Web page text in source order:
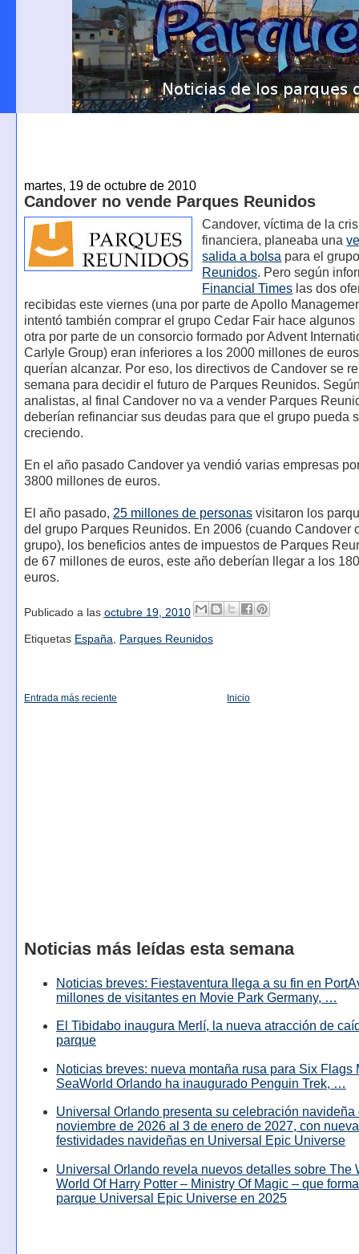
martes, 19 de octubre de 2010
Candover no vende Parques Reunidos
Candover, víctima de la
financiera, planeaba una
salida a bolsa para el
Reunidos. Pero según
Financial Times las dos
recibidas este viernes (una por parte de Apollo
intentó también comprar el grupo Cedar Fair hace algunos
otra por parte de un consorcio formado por Advent
Carlyle Group) eran inferiores a los 2000 millones de
querían alcanzar. Por eso, los directivos de Candover se
semana para decidir el futuro de Parques Reunidos.
analistas, al final Candover no va a vender Parques
deberían refinanciar sus deudas para que el grupo pueda
creciendo.
En el año pasado Candover ya vendió varias empresas
3800 millones de euros.
El año pasado, 25 millones de personasvisitaron los
del grupo Parques Reunidos. En 2006 (cuando Candover
grupo), los beneficios antes de impuestos de Parques
de 67 millones de euros, este año deberían llegar a los
euros.
Publicado a las octubre 19, 2010
Etiquetas España, Parques Reunidos
Entrada más reciente Inicio
Noticias más leídas esta semana
Noticias breves: Fiestaventura llega a su fin en
millones de visitantes en Movie Park Germany, …
El Tibidabo inaugura Merlí, la nueva atracción de
parque
Noticias breves: nueva montaña rusa para Six Flags
SeaWorld Orlando ha inaugurado Penguin Trek, …
Universal Orlando presenta su celebración navideña
noviembre de 2026 al 3 de enero de 2027, con
festividades navideñas en Universal Epic Universe
Universal Orlando revela nuevos detalles sobre The
World Of Harry Potter – Ministry Of Magic – que
parque Universal Epic Universe en 2025